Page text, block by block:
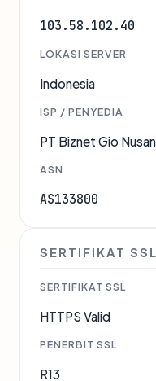
103.58.102.40
LOKASI SERVER
Indonesia
ISP / PENYEDIA
PT Biznet Gio
ASN
AS133800
SERTIFIKAT SSL
SERTIFIKAT SSL
HTTPS Valid
PENERBIT SSL
R13